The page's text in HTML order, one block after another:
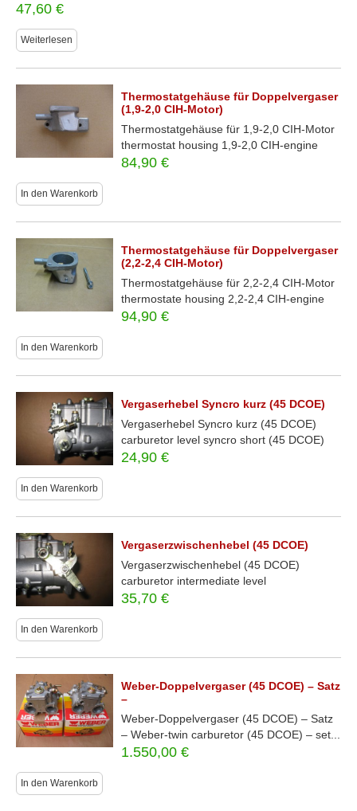
47,60 €
Weiterlesen
Thermostatgehäuse für Doppelvergaser
(1,9-2,0 CIH-Motor)
Thermostatgehäuse für 1,9-2,0 CIH-Motor
thermostat housing 1,9-2,0 CIH-engine
84,90€
In den Warenkorb
Thermostatgehäuse für Doppelvergaser
(2,2-2,4 CIH-Motor)
Thermostatgehäuse für 2,2-2,4 CIH-Motor
thermostate housing 2,2-2,4 CIH-engine
94,90€
In den Warenkorb
Vergaserhebel Syncro kurz (45 DCOE)
Vergaserhebel Syncro kurz (45 DCOE)
carburetor level syncro short (45 DCOE)
24,90€
In den Warenkorb
Vergaserzwischenhebel (45 DCOE)
Vergaserzwischenhebel (45 DCOE)
carburetor intermediate level
35,70€
In den Warenkorb
Weber-Doppelvergaser (45 DCOE) – Satz
–
Weber-Doppelvergaser (45 DCOE) – Satz
– Weber-twin carburetor (45 DCOE) – set...
1.550,00€
In den Warenkorb